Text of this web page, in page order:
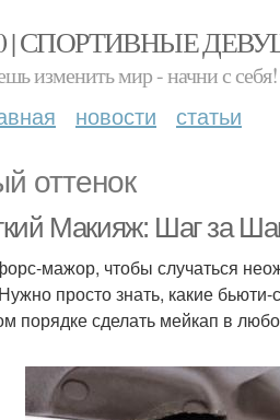
| СПОРТИВНЫЕ
изменить мир - начни с себя!
новости статьи
оттенок
Макияж: Шаг за
мажор, чтобы случаться
просто знать, какие
порядке сделать мейкап в